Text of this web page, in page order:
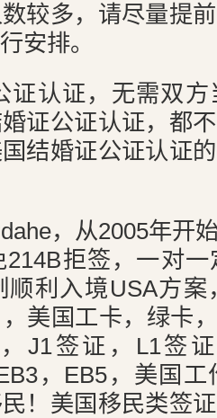
较多，请尽量提
安排。
证认证，无需双
证公证认证，都
结婚证公证认证
，从2005年开
拒签，一对
顺利入境USA方
，美国工卡，绿卡
J1签证，L1签
，EB5，美国
！美国移民类签